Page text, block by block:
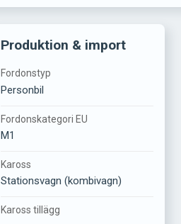
Produktion & import
Fordonstyp
Personbil
Fordonskategori EU
M1
Kaross
Stationsvagn (kombivagn)
Kaross tillägg